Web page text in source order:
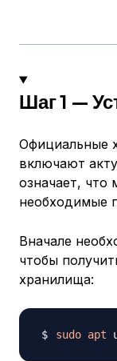
Шаг 1 —
Официальные
включают
означает,
необходимые
Вначале
чтобы
хранилища:
sudo apt